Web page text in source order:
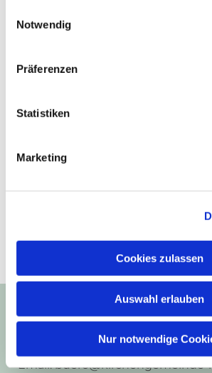
Notwendig
Präferenzen
Statistiken
Marketing
Cookies zulassen
Auswahl erlauben
Nur notwendige
Ev.-Luth. Kirchengemeinde Haspe
58135 Hagen
Email: buero@kirchengemeinde-